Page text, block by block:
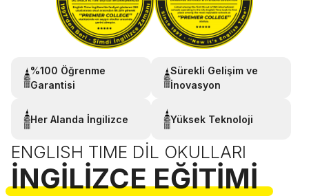
%100 Öğrenme
Garantisi
Sürekli Gelişim ve
İnovasyon
Her Alanda İngilizce Yüksek Teknoloji
ENGLISH TIME DIL OKULLARI
İNGILIZCE EĞITIMI